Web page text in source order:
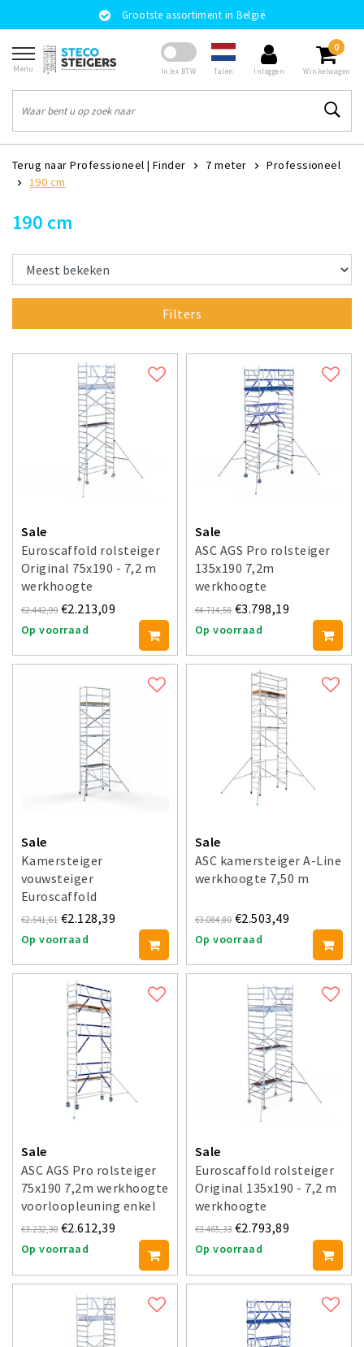
Grootste assortiment in België
Menu In/ex BTW Talen Inloggen
0
Winkelwagen
Terug naar Professioneel | Finder 7 meter
Professioneel
190 cm
190 cm
Filters
Sale
Euroscaffold rolsteiger
Original 75x190 - 7,2 m
werkhoogte
€2.442,99 €2.213,09
Op voorraad
Sale
ASC AGS Pro rolsteiger
135x190 7,2m
werkhoogte
voorloopleuning dubbel
€4.714,58 €3.798,19
Op voorraad
Sale
Kamersteiger
vouwsteiger
Euroscaffold
werkhoogte 7,50 m
€2.541,61 €2.128,39
Op voorraad
Sale
ASC kamersteiger A-Line
werkhoogte 7,50 m
€3.084,80 €2.503,49
Op voorraad
Sale
ASC AGS Pro rolsteiger
75x190 7,2m werkhoogte
voorloopleuning enkel
€3.232,30 €2.612,39
Op voorraad
Sale
Euroscaffold rolsteiger
Original 135x190 - 7,2 m
werkhoogte
€3.465,33 €2.793,89
Op voorraad